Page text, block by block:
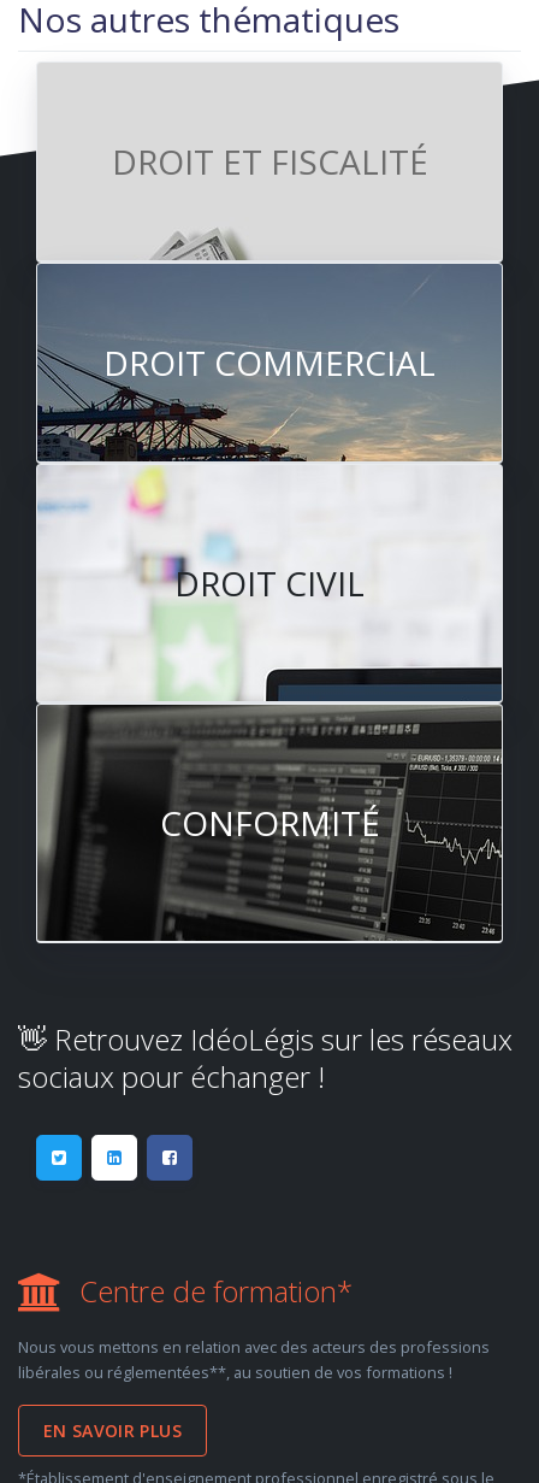
Nos autres thématiques
DROIT ET FISCALITÉ
DROIT COMMERCIAL
DROIT CIVIL
CONFORMITÉ
👋 Retrouvez IdéoLégis sur les réseaux
sociaux pour échanger !
Centre de formation*
Nous vous mettons en relation avec des acteurs des professions
libérales ou réglementées**, au soutien de vos formations !
EN SAVOIR PLUS
*Établissement d'enseignement professionnel enregistré sous le